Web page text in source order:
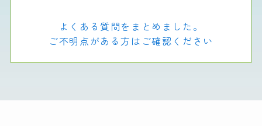
よくある質問をまとめました。
ご不明点がある方はご確認ください